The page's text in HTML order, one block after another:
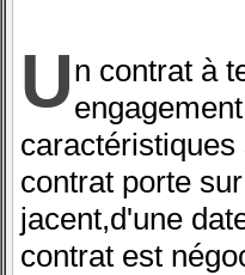
Un contrat à
contrat porte
jacent,d'une
contrat est